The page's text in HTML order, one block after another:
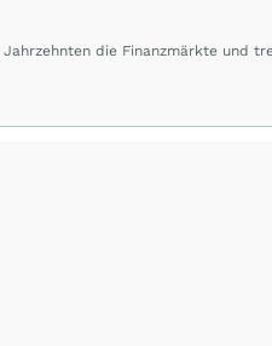
die Finanzmärkte und